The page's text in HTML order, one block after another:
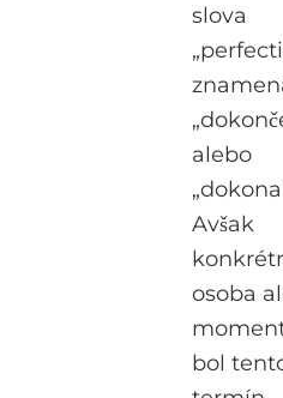
slova
alebo
Avšak
osoba
bol